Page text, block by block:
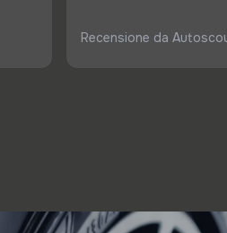
Recensione da